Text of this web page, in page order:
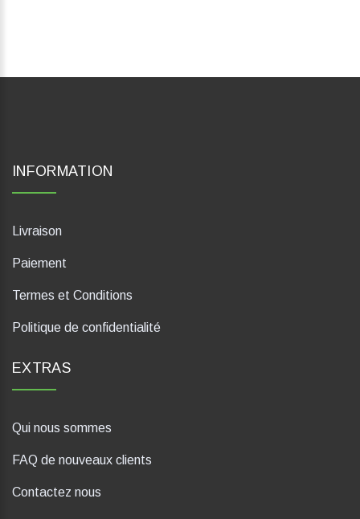
INFORMATION
Livraison
Paiement
Termes et Conditions
Politique de confidentialité
EXTRAS
Qui nous sommes
FAQ de nouveaux clients
Contactez nous